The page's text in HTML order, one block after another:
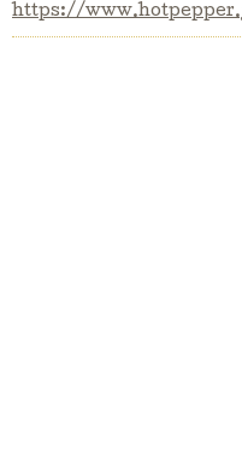
https://